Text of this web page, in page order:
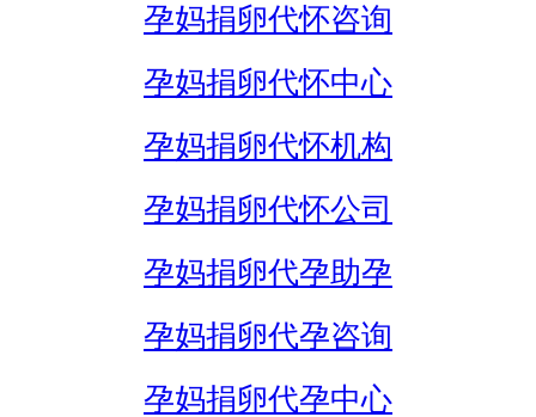
孕妈捐卵代怀咨询
孕妈捐卵代怀中心
孕妈捐卵代怀机构
孕妈捐卵代怀公司
孕妈捐卵代孕助孕
孕妈捐卵代孕咨询
孕妈捐卵代孕中心